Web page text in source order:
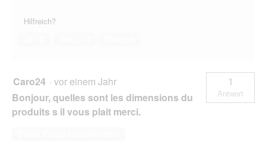
Hilfreich?
Caro24 · vor einem Jahr
Bonjour, quelles sont les dimensions du
produits s il vous plait merci.
1
Antwort